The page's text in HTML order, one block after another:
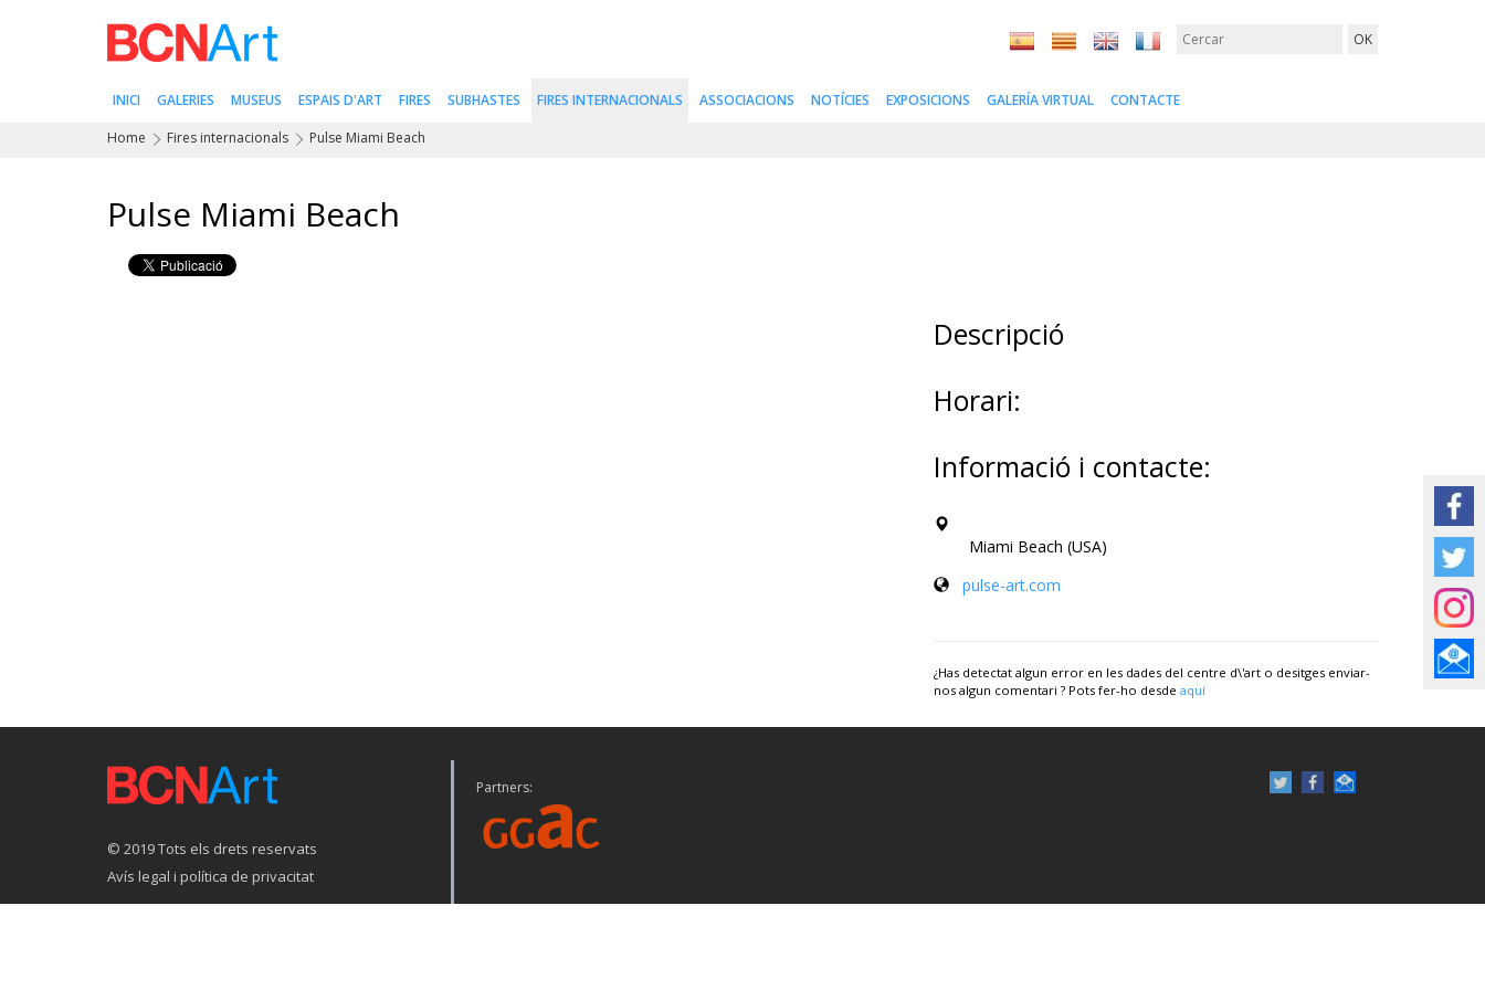
INICI GALERIES MUSEUS ESPAIS D'ART FIRES SUBHASTES FIRES INTERNACIONALS ASSOCIACIONS NOTÍCIES EXPOSICIONS GALERÍA VIRTUAL
CONTACTE
Home
Fires internacionals Pulse Miami Beach
Pulse Miami Beach
Descripció
Horari:
Informació i contacte:
Miami Beach (USA)
pulse-art.com
¿Has detectat algun error en les dades del centre d\'art o desitges enviar-
nos algun comentari ? Pots fer-ho desde aquí
© 2019 Tots els drets reservats
Avís legal i política de privacitat
Partners: